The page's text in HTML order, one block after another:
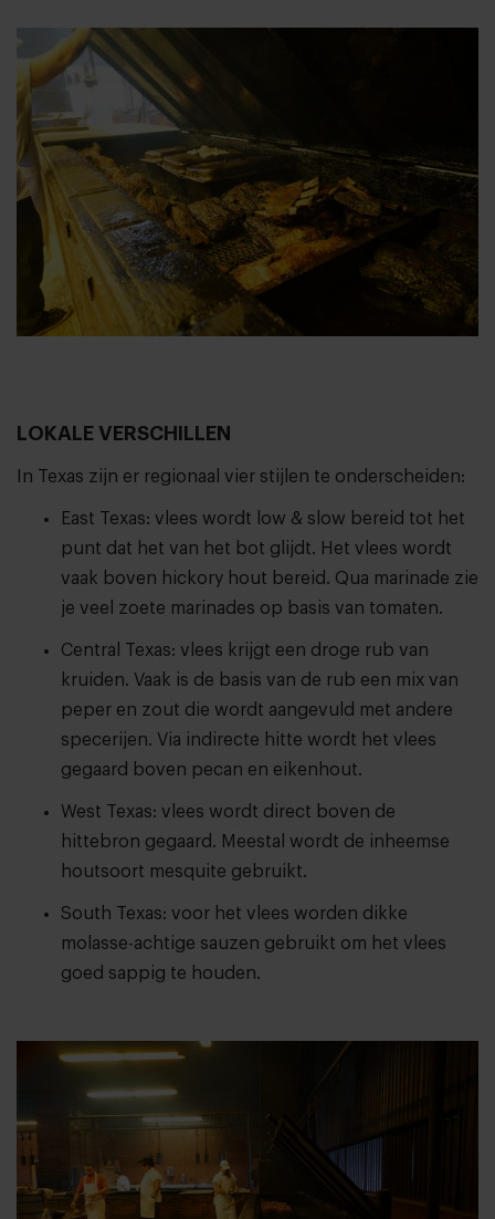
LOKALE VERSCHILLEN
In Texas zijn er regionaal vier stijlen te onderscheiden:
East Texas: vlees wordt low & slow bereid tot het
punt dat het van het bot glijdt. Het vlees wordt
vaak boven hickory hout bereid. Qua marinade zie
je veel zoete marinades op basis van tomaten.
Central Texas: vlees krijgt een droge rub van
kruiden. Vaak is de basis van de rub een mix van
peper en zout die wordt aangevuld met andere
specerijen. Via indirecte hitte wordt het vlees
gegaard boven pecan en eikenhout.
West Texas: vlees wordt direct boven de
hittebron gegaard. Meestal wordt de inheemse
houtsoort mesquite gebruikt.
South Texas: voor het vlees worden dikke
molasse-achtige sauzen gebruikt om het vlees
goed sappig te houden.